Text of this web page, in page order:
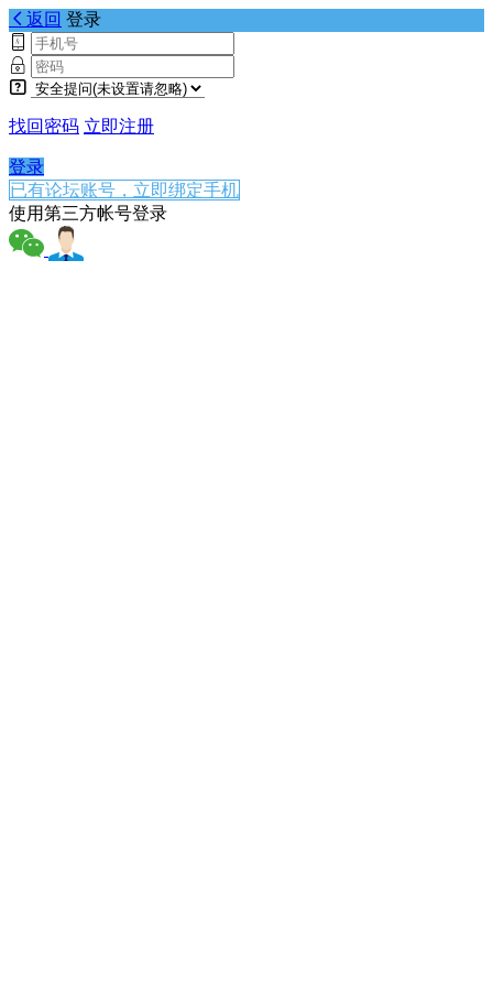
返回 登录
找回密码 立即注册
登录
已有论坛账号，立即绑定手机
使用第三方帐号登录